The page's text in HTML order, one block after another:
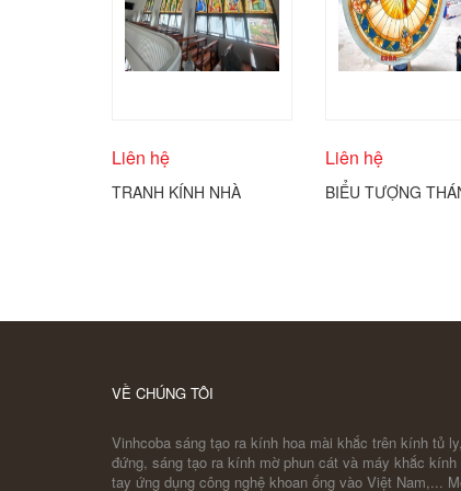
Liên hệ
TRANH KÍNH NHÀ
Liên hệ
BIỂU TƯỢNG
VỀ CHÚNG TÔI
Vinhcoba sáng tạo ra kính hoa mài khắc trên kính tủ
đứng, sáng tạo ra kính mờ phun cát và máy khắc kính
tay ứng dụng công nghệ khoan ống vào Việt Nam,...